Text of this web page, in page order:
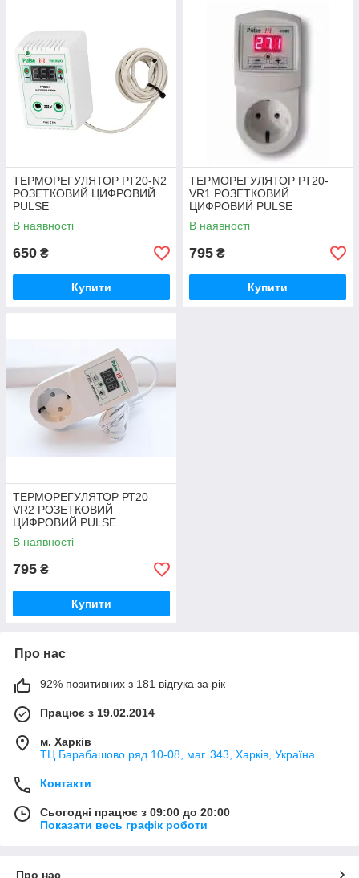
ТЕРМОРЕГУЛЯТОР РТ20-N2
РОЗЕТКОВИЙ ЦИФРОВИЙ
PULSE
В наявності
650 ₴
Купити
ТЕРМОРЕГУЛЯТОР РТ20-
VR1 РОЗЕТКОВИЙ
ЦИФРОВИЙ PULSE
В наявності
795 ₴
Купити
ТЕРМОРЕГУЛЯТОР РТ20-
VR2 РОЗЕТКОВИЙ
ЦИФРОВИЙ PULSE
В наявності
795 ₴
Купити
Про нас
92% позитивних з 181 відгука за рік
Працює з 19.02.2014
м. Харків
ТЦ Барабашово ряд 10-08, маг. 343, Харків, Україна
Контакти
Сьогодні працює з 09:00 до 20:00
Показати весь графік роботи
Про нас